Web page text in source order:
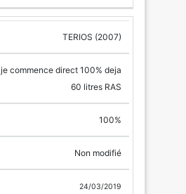
TERIOS (2007)
je commence direct 100% deja
60 litres RAS
100%
Non modifié
24/03/2019